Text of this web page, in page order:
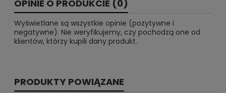
PRODUKTY POWIĄZANE
OPINIE O PRODUKCIE (0)
Wyświetlane są wszystkie opinie (pozytywne i
negatywne). Nie weryfikujemy, czy pochodzą one od
klientów, którzy kupili dany produkt.